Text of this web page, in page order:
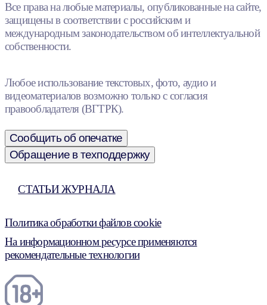
Все права на любые материалы, опубликованные на сайте,
защищены в соответствии с российским и
международным законодательством об интеллектуальной
собственности.
Любое использование текстовых, фото, аудио и
видеоматериалов возможно только с согласия
правообладателя (ВГТРК).
Сообщить об опечатке
Обращение в техподдержку
СТАТЬИ ЖУРНАЛА
Политика обработки файлов cookie
На информационном ресурсе применяются
рекомендательные технологии